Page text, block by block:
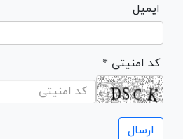
ایمیل
* کد امنیتی